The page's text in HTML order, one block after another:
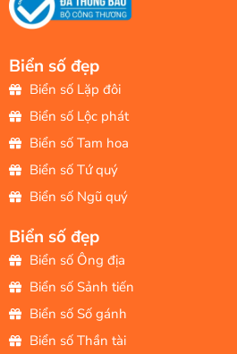
Biển số đẹp
Biển số Lặp đôi
Biển số Lộc phát
Biển số Tam hoa
Biển số Tứ quý
Biển số Ngũ quý
Biển số đẹp
Biển số Ông địa
Biển số Sảnh tiến
Biển số Số gánh
Biển số Thần tài